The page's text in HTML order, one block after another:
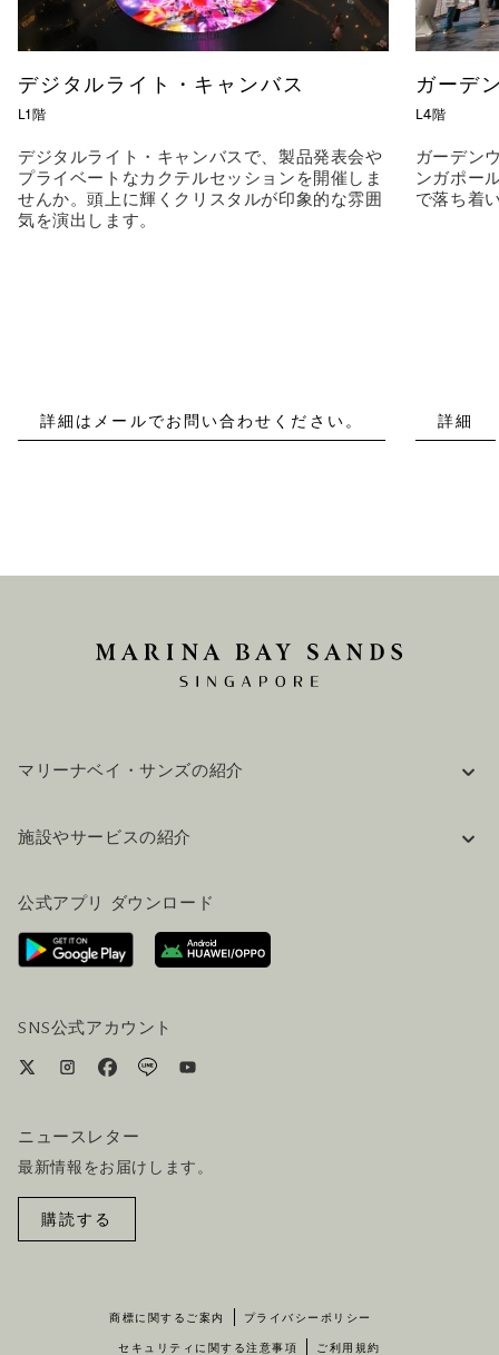
デジタルライト・キャンバス
L1階
デジタルライト・キャンバスで、製品発表会や
プライベートなカクテルセッションを開催しま
せんか。頭上に輝くクリスタルが印象的な雰囲
気を演出します。
詳細はメールでお問い合わせください。
ガーデ
L4階
ガーデン
ンガポー
で落ち着
詳細
マリーナベイ・サンズの紹介
採用情報
お問い合わせ
施設やサービスの紹介
ご来場にあたって
ホテルへのアクセス
ビジター向けサービス
公式アプリ ダウンロード
SNS公式アカウント
ニュースレター
最新情報をお届けします。
購読する
商標に関するご案内 プライバシーポリシー
セキュリティに関する注意事項 ご利用規約